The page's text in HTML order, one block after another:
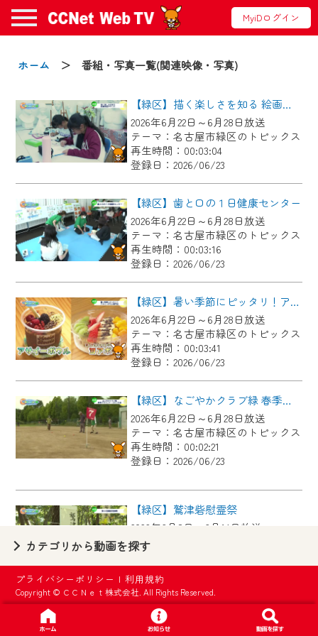
MyiDログイン
ホーム ＞ 番組・写真一覧(関連映像・写真)
【緑区】描く楽しさを知る 絵画教室ボザール
2026年6月22日～6月28日放送
テーマ：名古屋市緑区のトピックス
再生時間：00:03:04
登録日：2026/06/23
【緑区】歯と口の１日健康センター
2026年6月22日～6月28日放送
テーマ：名古屋市緑区のトピックス
再生時間：00:03:16
登録日：2026/06/23
【緑区】暑い季節にピッタリ！アサイーボウル専門店
2026年6月22日～6月28日放送
テーマ：名古屋市緑区のトピックス
再生時間：00:03:41
登録日：2026/06/23
【緑区】なごやかクラブ緑 春季グラウンド・ゴルフ大会
2026年6月22日～6月28日放送
テーマ：名古屋市緑区のトピックス
再生時間：00:02:21
登録日：2026/06/23
【緑区】鷲津砦慰霊祭
2026年6月8日～6月14日放送
テーマ：名古屋市緑区のトピックス
再生時間：00:02:44
登録日：2026/06/23
【緑区】中日ドラゴンズOB 春華しろつち保育園で野球教室
2026年6月8日～6月14日放送
カテゴリから動画を探す
プライバシーポリシー |利用規約
Copyright © ＣＣＮｅｔ株式会社. All Rights Reserved.
お知らせ
2024/09/02
動画配信サービス『CCNet Web TV』は2024
年9月24日からリニューアルします！
【変更点】
◆デザイン変更により、お住まいの地域
の動画コンテンツが一目瞭然。
◆当社アプリやＰＣブラウザから、いつ
でも・どこでも・外出先でも！
CCNetサービスエリア20市町の地域情報
番組をご視聴いただけます！
【ご注意】
2024年9月24日からはご加入者様へのサー
ビス向上のため、
『CCNet Web TV』を利用いただくには、
一部コンテンツを除き、
CCNetサービスへの加入と『CCNetマイ
ページ※』へのログインが必要となりま
す。
いたします。
要となります。
※MyIDとは、CCNet Web TVを含むCCNetの
各種サービスをご利用頂くためのIDです。
IDはお客様が使っているメールアドレス
で設定できます。